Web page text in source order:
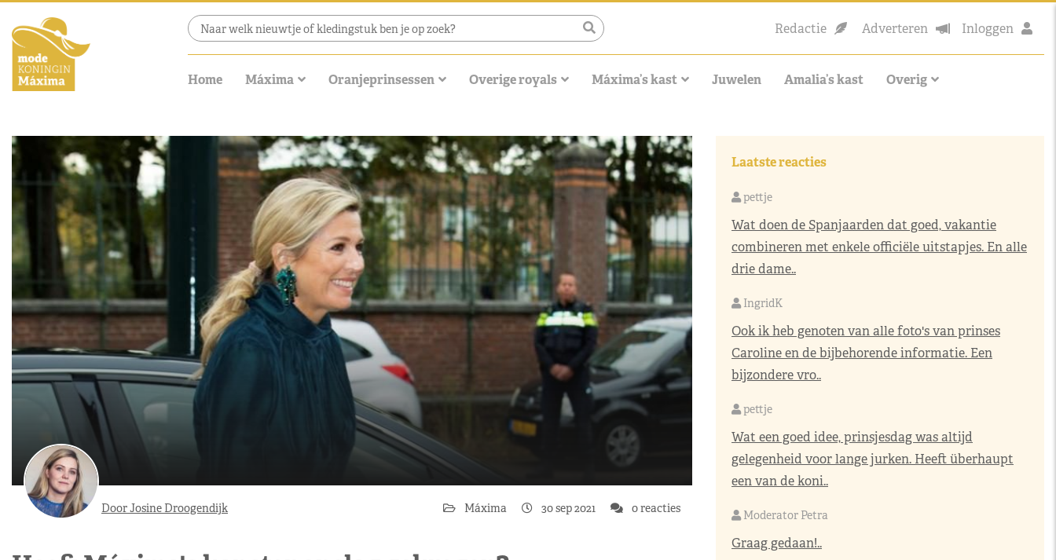
Redactie Adverteren Inloggen
Home Máxima Oranjeprinsessen Overige royals Máxima’s kast Juwelen Amalia’s kast Overig
Door Josine Droogendijk Máxima 30 sep 2021 0 reacties
Laatste reacties
pettje
Wat doen de Spanjaarden dat goed, vakantie
combineren met enkele officiële uitstapjes. En alle
drie dame..
IngridK
Ook ik heb genoten van alle foto's van prinses
Caroline en de bijbehorende informatie. Een
bijzondere vro..
pettje
Wat een goed idee, prinsjesdag was altijd
gelegenheid voor lange jurken. Heeft überhaupt
een van de koni..
Moderator Petra
Graag gedaan!..